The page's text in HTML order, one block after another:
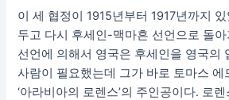
이 세 협정이 1915년부터 1917년까지
두고 다시 후세인-맥마흔 선언으로 돌
선언에 의해서 영국은 후세인을 영국의
사람이 필요했는데 그가 바로 토마스 에
‘아라비아의 로렌스’의 주인공이다. 로